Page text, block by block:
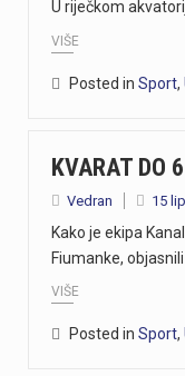
U riječkom
VIŠE
Posted in Sport,
KVARAT DO 6
Vedran 15
Kako je ekipa
Fiumanke,
VIŠE
Posted in Sport,